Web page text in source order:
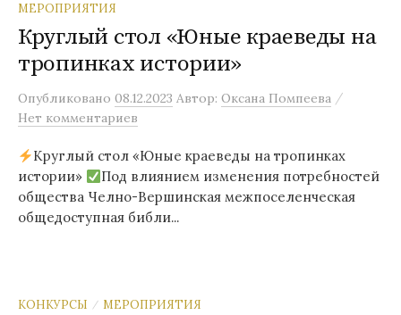
МЕРОПРИЯТИЯ
Круглый стол «Юные краеведы на
тропинках истории»
Опубликовано 08.12.2023 Автор: Оксана Помпеева /
Нет комментариев
Круглый стол «Юные краеведы на тропинках
истории»
Под влиянием изменения потребностей
общества Челно-Вершинская межпоселенческая
общедоступная библи...
КОНКУРСЫ / МЕРОПРИЯТИЯ